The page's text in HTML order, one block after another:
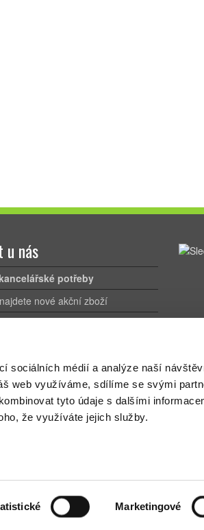
sociálních médií a analýze naší
web využíváme, sdílíme se svými
tyto údaje s dalšími
že využíváte jejich služby.
Marketingové
u nás
potřeby
nové akční zboží
informace o webu | e-shop poháníWebový